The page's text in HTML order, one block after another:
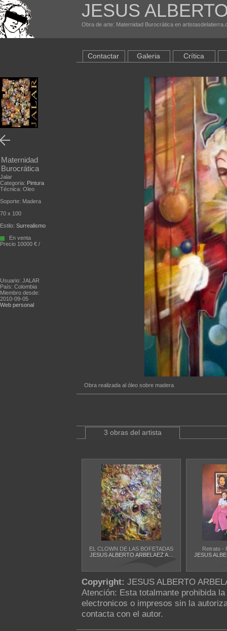
JESUS
Obra de arte: Maternidad Burocrática en
Maternidad
Burocrática
Jalar
Categoria: Pintura
Técnica: Oleo
Soporte: Madera
70 x 100
Estilo: Surrealismo
En venta
Precio 10000 € /
Usuario: JALAR
País: Colombia
Miembro desde:
2010-09-05
Web personal
Contactar Galeria Crítica
Obra realizada al óleo sobre madera
3 obras del artista
EL CLOWN DE LAS BOFETADAS
JESUS ALBERTO ARBELAEZ A...
Retrato -
JESUS
Copyright: JESUS ALBERTO
Atención: Esta totalmante prohibida
electronicos o impresos sin la
contacta con el autor.